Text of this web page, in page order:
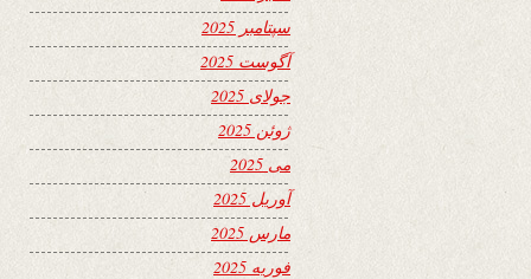
سپتامبر 2025
آگوست 2025
جولای 2025
ژوئن 2025
می 2025
آوریل 2025
مارس 2025
فوریه 2025